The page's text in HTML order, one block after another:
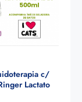
c/
Lactato